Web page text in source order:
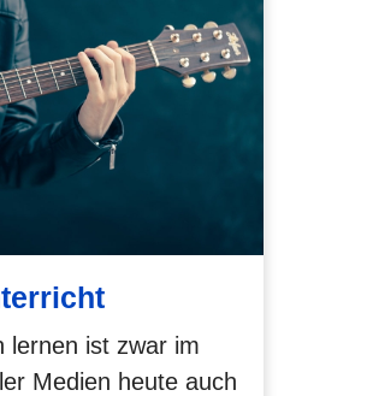
lernen ist zwar im
Medien heute auch